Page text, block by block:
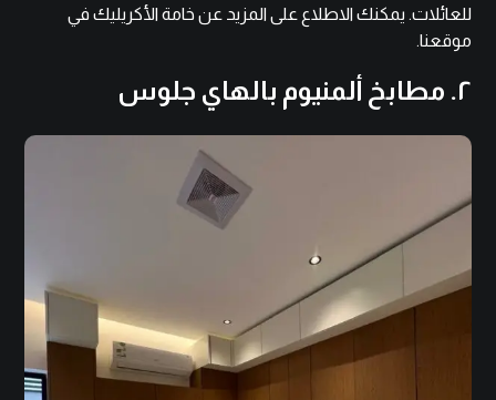
للعائلات. يمكنك الاطلاع على المزيد عن خامة الأكريليك في
موقعنا.
٢. مطابخ ألمنيوم بالهاي جلوس